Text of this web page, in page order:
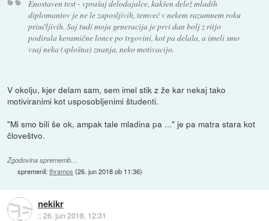
Enostaven test - vprašaj delodajalce, kakšen delež mladih
diplomantov je ne le zaposljivih, temveč v nekem razumnem roku
priučljivih. Saj tudi moja generacija je prvi dan bolj z ritjo
podirala keramične lonce po trgovini, kot pa delala, a imeli smo
vsaj neka (splošna) znanja, neko motivacijo.
V okolju, kjer delam sam, sem imel stik z že kar nekaj tako
motiviranimi kot usposobljenimi študenti.
"Mi smo bili še ok, ampak tale mladina pa ..." je pa matra stara kot
človeštvo.
Zgodovina sprememb…
spremenil:thramos (26. jun 2018 ob 11:36)
nekikr
::26. jun 2018, 12:31